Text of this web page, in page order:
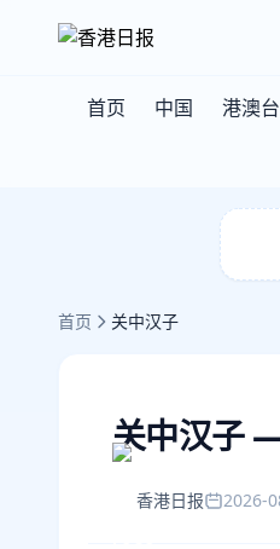
首页 中国 港澳台
首页 关中汉子
关中汉子
香港日报 2026-